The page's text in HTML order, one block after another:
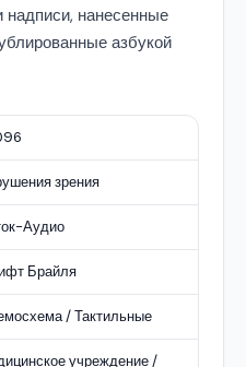
нанесенные
азбукой
зрения
Аудио
Брайля
/ Тактильные
учреждение /